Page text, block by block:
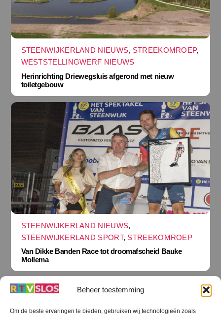
Beheer toestemming
Om de beste ervaringen te bieden, gebruiken wij technologieën zoals
STEENWIJKERLAND NIEUWS, STREEKOMROEP,
WESTSTELLINGWERF NIEUWS
Herinrichting Driewegsluis afgerond met nieuw
toiletgebouw
STEENWIJKERLAND NIEUWS,
STEENWIJKERLAND SPORT, STREEKOMROEP
Van Dikke Banden Race tot droomafscheid Bauke
Mollema